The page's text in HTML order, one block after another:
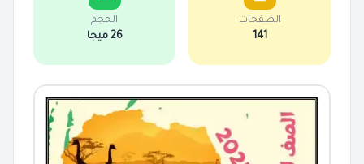
الصفحات
141
الحجم
26 ميجا